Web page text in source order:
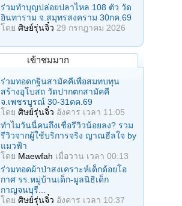
ร่วมทําบุญปล่อยปลาไหล 108 ตัว วัด
อินทาราม จ.สมุทรสงคราม 30กค.69
โดย ศิษย์รุ่นจิ๋ว 29 กรกฎาคม 2026
เข้าชมมาก
ร่วมทอดกฐินสามัคคีเพื่อสมทบทุน
สร้างอุโบสถ วัดปากตกสามัคคี
จ.เพชรบูรณ์ 30-31ตค.69
โดย ศิษย์รุ่นจิ๋ว อังคาร เวลา 11:05
ทำไมวันนี้คนถึงเชื่อรีวิวน้อยลง? รวม
รีวิวจากผู้ใช้บริการจริง ญาณฮีลใจ by
แมวฟ้า
โดย Maewfah เมื่อวาน เวลา 00:13
ร่วมทอดผ้าป่าสงเคราะห์เด็กด้อยโอ
กาศ รร.หมู่บ้านเด็ก-มูลนิธิเด็ก
กาญจนบุรี...
โดย ศิษย์รุ่นจิ๋ว อังคาร เวลา 10:37